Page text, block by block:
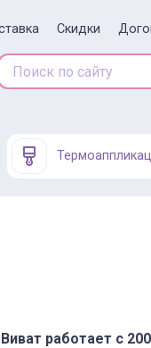
Скидки
работает с